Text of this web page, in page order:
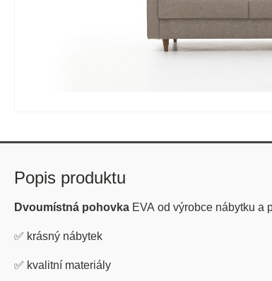
Popis produktu
Dvoumístná pohovka EVA od výrobce nábytku a
✅ krásný nábytek
✅ kvalitní materiály